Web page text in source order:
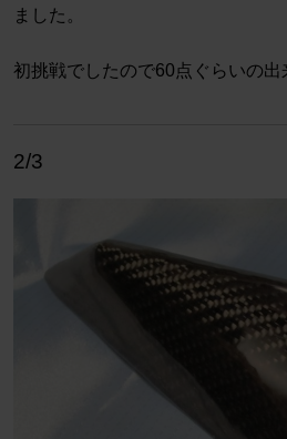
ました。
初挑戦でしたので60点ぐらいの出
2/3